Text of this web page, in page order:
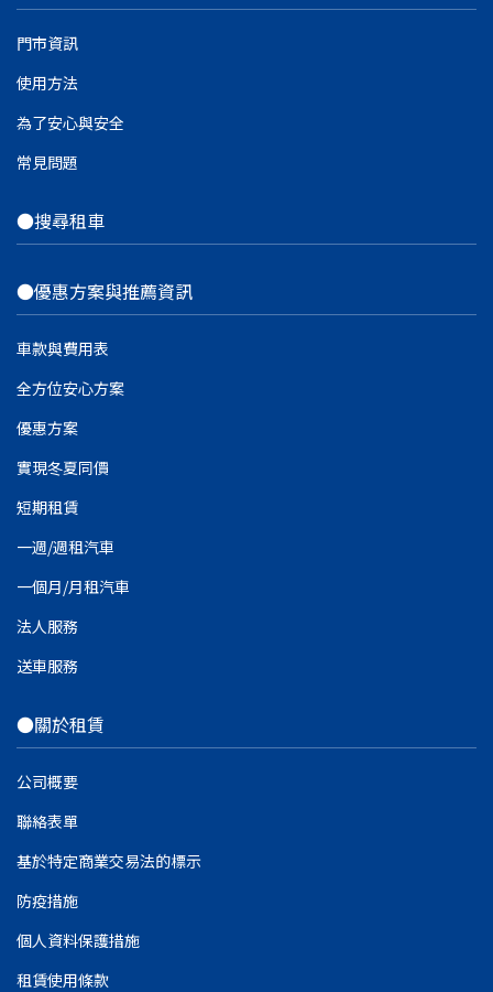
門市資訊
使用方法
為了安心與安全
常見問題
●搜尋租車
●優惠方案與推薦資訊
車款與費用表
全方位安心方案
優惠方案
實現冬夏同價
短期租賃
一週/週租汽車
一個月/月租汽車
法人服務
送車服務
●關於租賃
公司概要
聯絡表單
基於特定商業交易法的標示
防疫措施
個人資料保護措施
租賃使用條款